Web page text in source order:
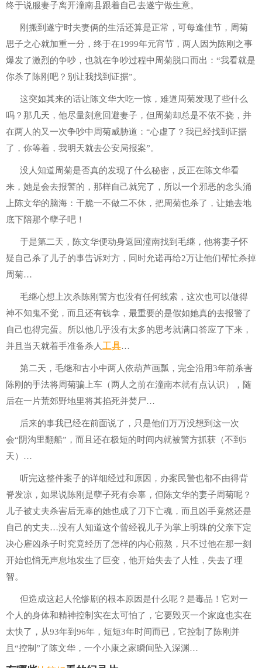
终于说服妻子离开潼南县跟着自己去遂宁做生意。
刚搬到遂宁时夫妻俩的生活还算是正常，可每逢佳节，周菊
思子之心就加重一分，终于在1999年元宵节，两人因为陈刚之事
爆发了激烈的争吵，也就在争吵过程中周菊脱口而出：“我看就是
你杀了陈刚吧？别让我找到证据”。
这突如其来的话让陈文华大吃一惊，难道周菊发现了些什么
吗？那几天，他尽量刻意回避妻子，但周菊却总是不依不挠，并
在两人的又一次争吵中周菊威胁道：“心虚了？我已经找到证据
了，你等着，我明天就去公安局报案”。
没人知道周菊是否真的发现了什么秘密，反正在陈文华看
来，她是会去报警的，那样自己就完了，所以一个邪恶的念头涌
上陈文华的脑海：干脆一不做二不休，把周菊也杀了，让她去地
底下陪那个孽子吧！
于是第二天，陈文华便动身返回潼南找到毛继，他将妻子怀
疑自己杀了儿子的事告诉对方，同时允诺再给2万让他们帮忙杀掉
周菊…
毛继心想上次杀陈刚警方也没有任何线索，这次也可以做得
神不知鬼不觉，而且还有钱拿，最重要的是假如她真的去报警了
自己也得完蛋。所以他几乎没有太多的思考就满口答应了下来，
并且当天就着手准备杀人 工具…
第二天，毛继和古小中两人依葫芦画瓢，完全沿用3年前杀害
陈刚的手法将周菊骗上车（两人之前在潼南本就有点认识），随
后在一片荒郊野地里将其掐死并焚尸…
后来的事我已经在前面说了，只是他们万万没想到这一次
会“阴沟里翻船”，而且还在极短的时间内就被警方抓获（不到5
天）…
听完这整件案子的详细经过和原因，办案民警也都不由得背
脊发凉，如果说陈刚是孽子死有余辜，但陈文华的妻子周菊呢？
儿子被丈夫杀害后无辜的她也成了刀下亡魂，而且凶手竟然还是
自己的丈夫…没有人知道这个曾经视儿子为掌上明珠的父亲下定
决心雇凶杀子时究竟经历了怎样的内心煎熬，只不过他在那一刻
开始也悄无声息地发生了巨变，他开始失去了人性，失去了理
智。
但造成这起人伦惨剧的根本原因是什么呢？是毒品！它对一
个人的身体和精神控制实在太可怕了，它要毁灭一个家庭也实在
太快了，从93年到96年，短短3年时间而已，它控制了陈刚并
且“控制”了陈文华，一个小康之家瞬间坠入深渊…